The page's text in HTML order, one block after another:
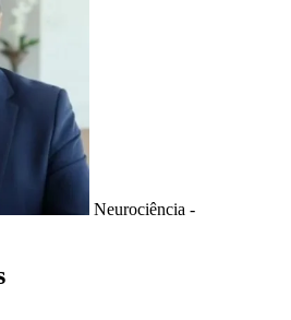
Neurociência -